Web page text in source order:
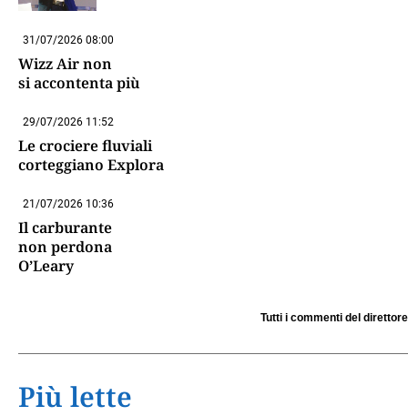
31/07/2026 08:00
Wizz Air non
si accontenta più
29/07/2026 11:52
Le crociere fluviali
corteggiano Explora
21/07/2026 10:36
Il carburante
non perdona
O’Leary
Tutti i commenti del direttore
Più lette